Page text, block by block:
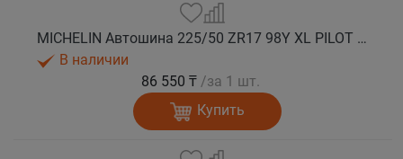
MICHELIN Автошина 225/50 ZR17 98Y XL PILOT SPORT 5 лето
В наличии
86 550 ₸ /за 1 шт.
Купить